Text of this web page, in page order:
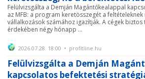
Felülvizsgálta a Demján Magántőkealappal
az MFB: a program keretösszegét a
vállalkozások számához igazítják. A cégek
érdekében négy hónapp ...
2026.07.28. 18:00 • profitline.hu
Felülvizsgálta a Demján
kapcsolatos befektetési